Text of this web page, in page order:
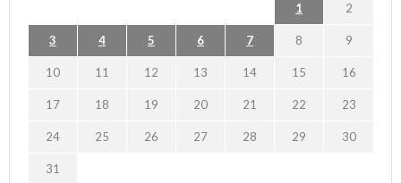
1 2
3 4 5 6 7 8 9
10 11 12 13 14 15 16
17 18 19 20 21 22 23
24 25 26 27 28 29 30
31